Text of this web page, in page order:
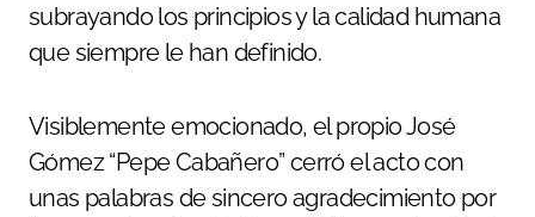
subrayando los principios y la calidad humana
que siempre le han definido.
Visiblemente emocionado, el propio José
Gómez “Pepe Cabañero” cerró el acto con
unas palabras de sincero agradecimiento por